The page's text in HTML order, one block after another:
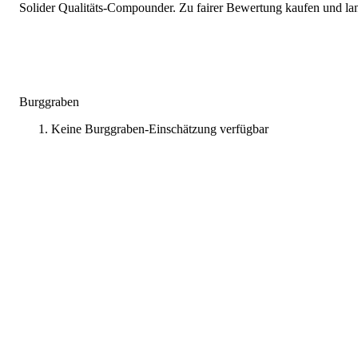
Solider Qualitäts-Compounder. Zu fairer Bewertung kaufen und
Burggraben
Keine Burggraben-Einschätzung verfügbar